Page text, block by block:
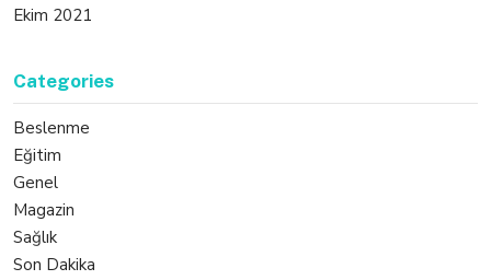
Ekim 2021
Categories
Beslenme
Eğitim
Genel
Magazin
Sağlık
Son Dakika